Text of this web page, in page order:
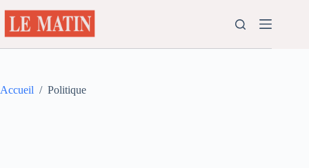
au
contenu
Accueil / Politique